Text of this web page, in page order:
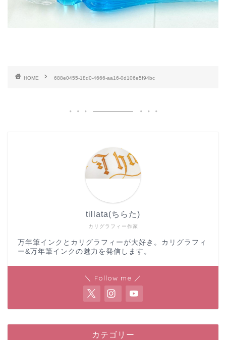
HOME 688e0455-18d0-4666-aa16-0d106e5f94bc
カリグラフィー作家
tillata(ちらた)
万年筆インクとカリグラフィーが大好き。カリグラフィ
ー&万年筆インクの魅力を発信します。
＼ Follow me ／
カテゴリー